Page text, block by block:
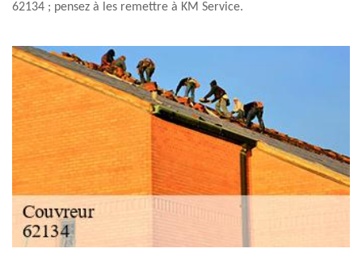
62134 ; pensez à les remettre à KM Service.